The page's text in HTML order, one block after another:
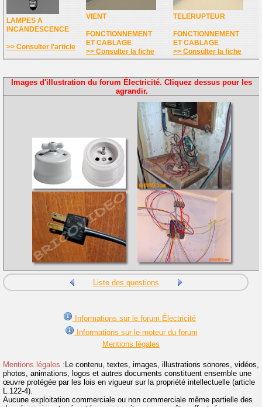
LAMPES A
INCANDESCENCE
>> Consulter l'article
VIENT
FONCTIONNEMENT
ET CABLAGE
>> Consulter la fiche
TELERUPTEUR
FONCTIONNEMENT
ET CABLAGE
>> Consulter la fiche
Images d'illustration du forum Électricité. Cliquez dessus pour les
agrandir.
Liste des questions
Informations sur le forum Électricité
Informations sur le moteur du forum
Mentions légales
Mentions légales :Le contenu, textes, images, illustrations sonores, vidéos,
photos, animations, logos et autres documents constituent ensemble une
œuvre protégée par les lois en vigueur sur la propriété intellectuelle (article
L.122-4).
Aucune exploitation commerciale ou non commerciale même partielle des